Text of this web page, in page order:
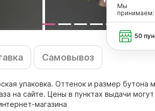
Мы
принимаем:
50
Самовывоз
упаковка. Оттенок и размер бутона
на сайте. Цены в пунктах выдачи
магазина